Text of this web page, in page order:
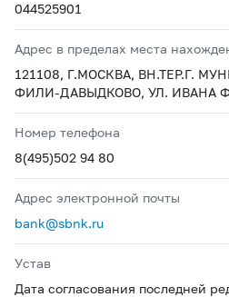
044525901
Адрес в пределах места
121108, Г.МОСКВА, ВН.ТЕР.Г.
ФИЛИ-ДАВЫДКОВО, УЛ. ИВАНА
Номер телефона
8(495)502 94 80
Адрес электронной почты
bank@sbnk.ru
Устав
Дата согласования последней